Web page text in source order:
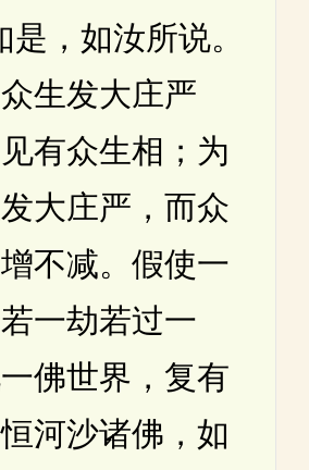
是，如汝所说。
生发大庄严
有众生相；为
大庄严，而众
不减。假使一
一劫若过一
佛世界，复有
河沙诸佛，如